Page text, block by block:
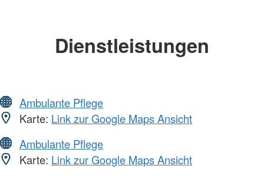
Dienstleistungen
Ambulante Pflege
Karte: Link zur Google Maps Ansicht
Ambulante Pflege
Karte: Link zur Google Maps Ansicht